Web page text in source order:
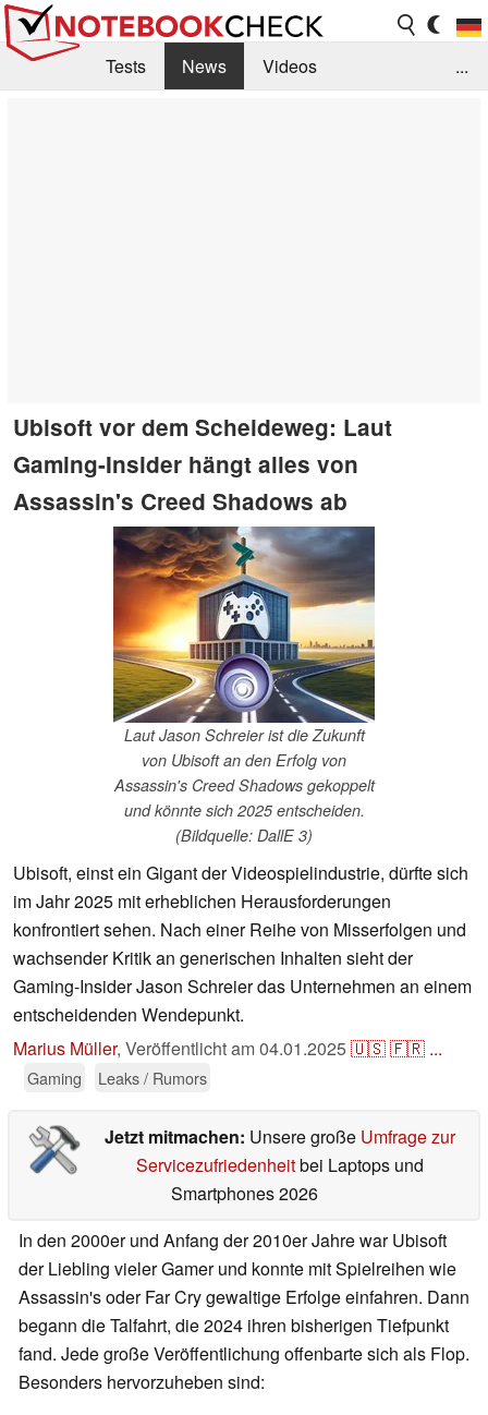
Tests News
Videos
...
Ubisoft vor dem Scheideweg: Laut
Gaming-Insider hängt alles von
Assassin's Creed Shadows ab
Laut Jason Schreier ist die Zukunft
von Ubisoft an den Erfolg von
Assassin's Creed Shadows gekoppelt
und könnte sich 2025 entscheiden.
(Bildquelle: DallE 3)
Ubisoft, einst ein Gigant der Videospielindustrie, dürfte sich
im Jahr 2025 mit erheblichen Herausforderungen
konfrontiert sehen. Nach einer Reihe von Misserfolgen und
wachsender Kritik an generischen Inhalten sieht der
Gaming-Insider Jason Schreier das Unternehmen an einem
entscheidenden Wendepunkt.
Marius Müller, Veröffentlicht am04.01.2025🇺🇸🇫🇷 ...
Gaming Leaks / Rumors
Jetzt mitmachen: Unsere große Umfrage zur
Servicezufriedenheitbei Laptops und
Smartphones 2026
In den 2000er und Anfang der 2010er Jahre war Ubisoft
der Liebling vieler Gamer und konnte mit Spielreihen wie
Assassin's oder Far Cry gewaltige Erfolge einfahren. Dann
begann die Talfahrt, die 2024 ihren bisherigen Tiefpunkt
fand. Jede große Veröffentlichung offenbarte sich als Flop.
Besonders hervorzuheben sind: